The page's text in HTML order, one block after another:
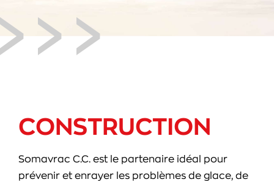
CONSTRUCTION
Somavrac C.C. est le partenaire idéal pour
prévenir et enrayer les problèmes de glace, de